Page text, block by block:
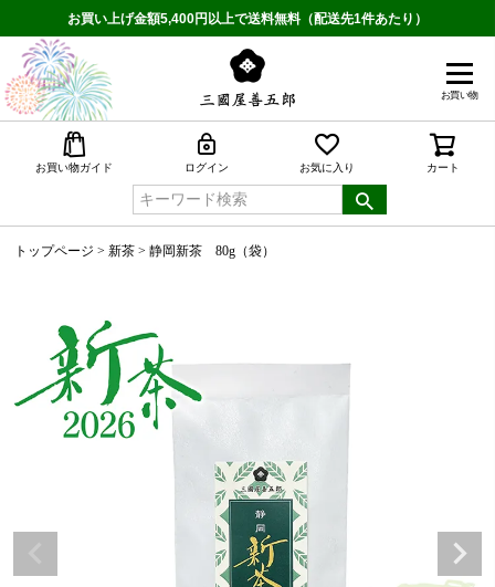
お買い上げ金額5,400円以上で送料無料（配送先1件あたり）
お買い物
お買い物ガイド ログイン お気に入り カート
トップページ 新茶 静岡新茶 80g（袋）